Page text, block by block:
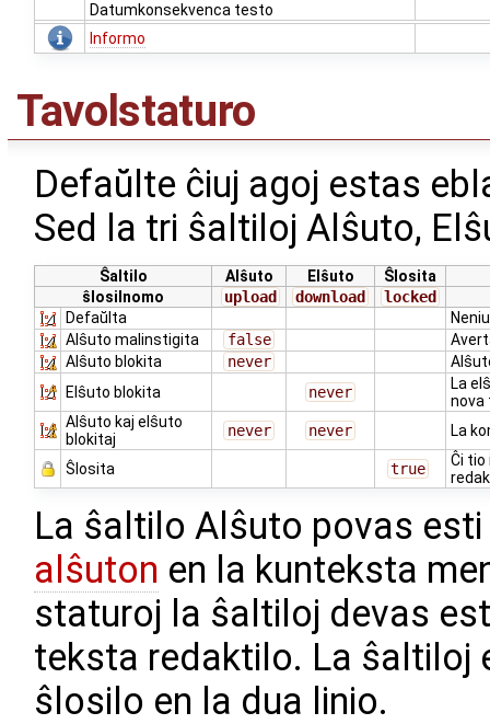
Datumkonsekvenca testo
Informo
Tavolstaturo
Defaŭlte ĉiuj agoj estas
Sed la tri ŝaltiloj Alŝuto,
Ŝaltilo Alŝuto Elŝuto
Ŝlosita
ŝlosilnomo
upload download
locked
Defaŭlta
Alŝuto malinstigita
false
Alŝuto blokita
never
Elŝuto blokita
never
La
nova
Alŝuto kaj elŝuto
blokitaj
never never La
Ŝlosita true
Ĉi
La ŝaltilo Alŝuto povas
alŝuton en la kunteksta
staturoj la ŝaltiloj devas
teksta redaktilo. La ŝaltiloj
ŝlosilo en la dua linio.